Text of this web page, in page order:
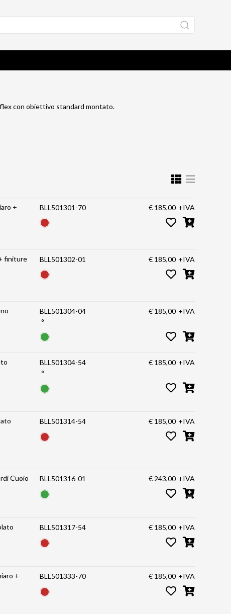
con obiettivo standard montato.
+
BLL501301-70 € 185,00 +IVA
finiture
BLL501302-01 € 185,00 +IVA
BLL501304-04
°
€ 185,00 +IVA
BLL501304-54
°
€ 185,00 +IVA
BLL501314-54 € 185,00 +IVA
Cuoio
BLL501316-01 € 243,00 +IVA
BLL501317-54 € 185,00 +IVA
+
BLL501333-70 € 185,00 +IVA